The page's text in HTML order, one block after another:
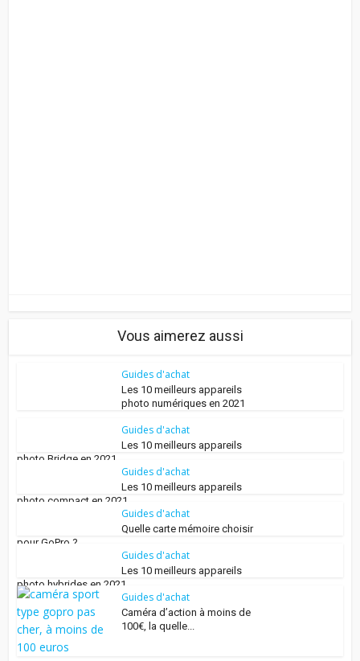
Vous aimerez aussi
Guides d'achat
Les 10 meilleurs appareils
photo numériques en 2021
Guides d'achat
Les 10 meilleurs appareils
photo Bridge en 2021
Guides d'achat
Les 10 meilleurs appareils
photo compact en 2021
Guides d'achat
Quelle carte mémoire choisir
pour GoPro ?
Guides d'achat
Les 10 meilleurs appareils
photo hybrides en 2021
Guides d'achat
Caméra d’action à moins de
100€, la quelle...